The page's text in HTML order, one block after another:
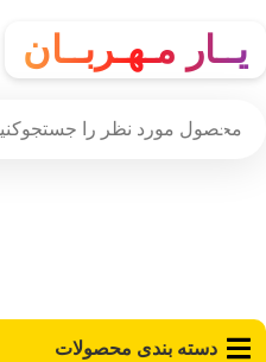
یــار مـهـربــان
دسته‌ بندی محصولات